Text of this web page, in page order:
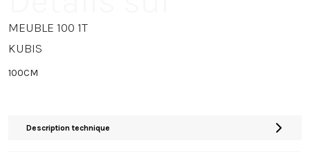
MEUBLE 100 1T
KUBIS
100CM
Description technique